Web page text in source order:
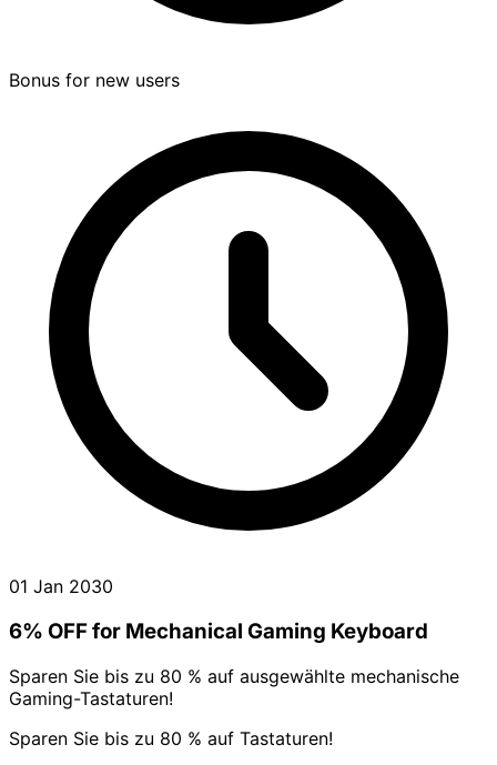
Bonus for new users
01 Jan 2030
6% OFF for Mechanical Gaming Keyboard
Sparen Sie bis zu 80 % auf ausgewählte mechanische
Gaming-Tastaturen!
Sparen Sie bis zu 80 % auf Tastaturen!